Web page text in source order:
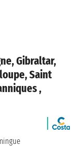
Gibraltar,
Saint
,